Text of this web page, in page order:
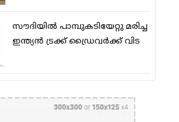
സൗദിയിൽ പാമ്പുകടിയേറ്റു മരിച്ച
ഇന്ത്യൻ ട്രക്ക് ഡ്രൈവർക്ക് വിട